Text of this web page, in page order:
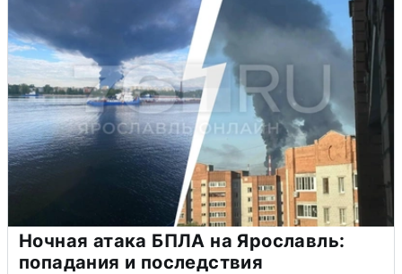
Ночная атака БПЛА на Ярославль:
попадания и последствия